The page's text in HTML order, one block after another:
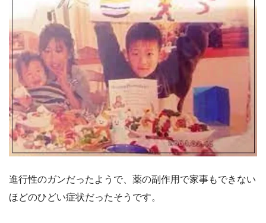
進行性のガンだったようで、薬の副作用で家事もできない
ほどのひどい症状だったそうです。